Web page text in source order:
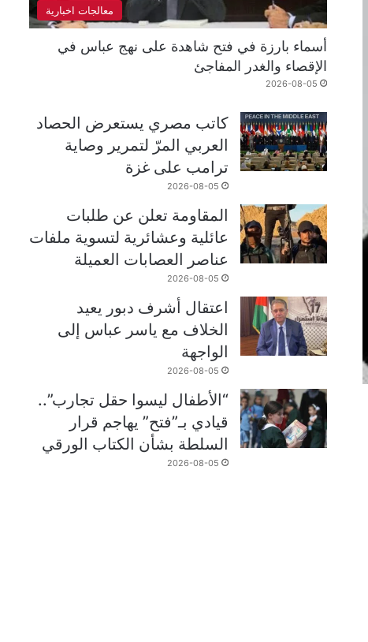
معالجات اخبارية
أسماء بارزة في فتح شاهدة على نهج عباس في
الإقصاء والغدر المفاجئ
2026-08-05
كاتب مصري يستعرض الحصاد
العربي المرّ لتمرير وصاية
ترامب على غزة
2026-08-05
المقاومة تعلن عن طلبات
عائلية وعشائرية لتسوية ملفات
عناصر العصابات العميلة
2026-08-05
اعتقال أشرف دبور يعيد
الخلاف مع ياسر عباس إلى
الواجهة
2026-08-05
“الأطفال ليسوا حقل تجارب”..
قيادي بـ”فتح” يهاجم قرار
السلطة بشأن الكتاب الورقي
2026-08-05